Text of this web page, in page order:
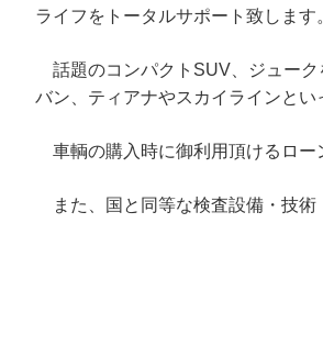
ライフをトータルサポート致します
話題のコンパクトSUV、ジューク
バン、ティアナやスカイラインとい
車輌の購入時に御利用頂けるロー
また、国と同等な検査設備・技術